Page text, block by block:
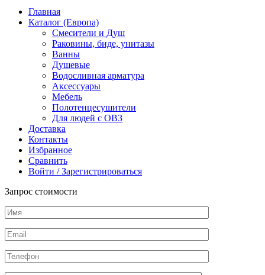
цвет-
black
brushed
Главная
Каталог (Европа)
Смесители и Душ
Раковины, биде, унитазы
Ванны
Душевые
Водосливная арматура
Аксессуары
Мебель
Полотенцесушители
Для людей с ОВЗ
Доставка
Контакты
Избранное
Сравнить
Войти / Зарегистрироваться
Запрос стоимости